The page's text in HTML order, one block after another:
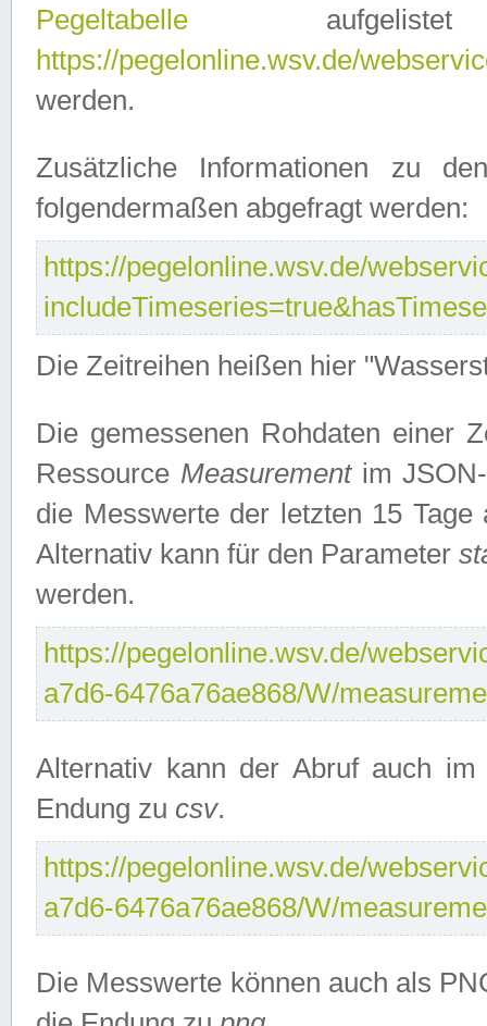
Pegeltabelle
https://pegelonline.wsv.de/
werden.
Zusätzliche Informationen zu
folgendermaßen abgefragt werden:
https://pegelonline.wsv.de/
Die Zeitreihen heißen hier
Die gemessenen Rohdaten einer
Ressource Measurementim JSON-
die Messwerte der letzten 15
Alternativ kann für den Parameter
werden.
https://pegelonline.wsv.de/
a7d6-6476a76ae868/W/
Alternativ kann der Abruf auch
Endung zu csv.
https://pegelonline.wsv.de/
a7d6-6476a76ae868/W/
Die Messwerte können auch als